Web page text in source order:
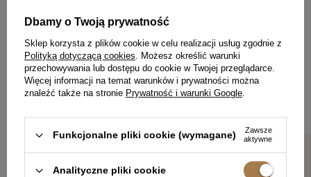
ZOSTAW SWOJĄ OPINIĘ
PODZIEL SIĘ SWOJĄ OPINIĄ
Z INNYMI
Każda opinia pomaga innym klientkom w wyborze.
Jeśli nosiłaś ten model, podziel się swoimi wrażeniami – liczy
się każdy detal.
5/5 5/5
Dbamy o Twoją prywatność
Sklep korzysta z plików cookie w celu realizacji usług zgodnie z
Polityką dotyczącą cookies. Możesz określić warunki
przechowywania lub dostępu do cookie w Twojej przeglądarce.
Więcej informacji na temat warunków i prywatności można
znaleźć także na stronie Prywatność i warunki Google.
Funkcjonalne pliki cookie (wymagane)
Zawsze
aktywne
Analityczne pliki cookie